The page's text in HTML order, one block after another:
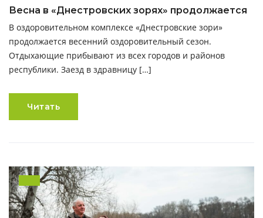
Весна в «Днестровских зорях» продолжается
В оздоровительном комплексе «Днестровские зори»
продолжается весенний оздоровительный сезон.
Отдыхающие прибывают из всех городов и районов
республики. Заезд в здравницу […]
Читать